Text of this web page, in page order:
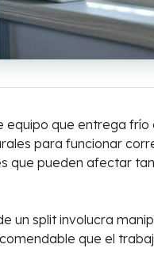
equipo que entrega
para funcionar
que pueden afectar
un split involucra
que el